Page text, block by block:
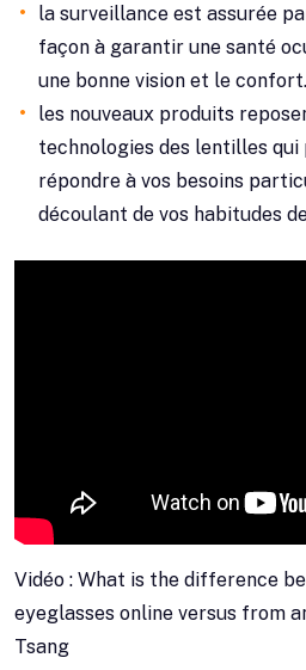
la surveillance est assurée
façon à garantir une santé
une bonne vision et le confort.
les nouveaux produits
technologies des lentilles qui
répondre à vos besoins
découlant de vos habitudes
Vidéo : What is the difference
eyeglasses online versus from
Tsang